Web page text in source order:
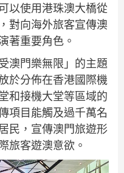
以使用港珠澳大橋從
對向海外旅客宣傳澳
著重要角色。
澳門樂無限」的主題
於分佈在香港國際機
和接機大堂等區域的
項目能觸及過千萬名
民，宣傳澳門旅遊形
旅客遊澳意欲。